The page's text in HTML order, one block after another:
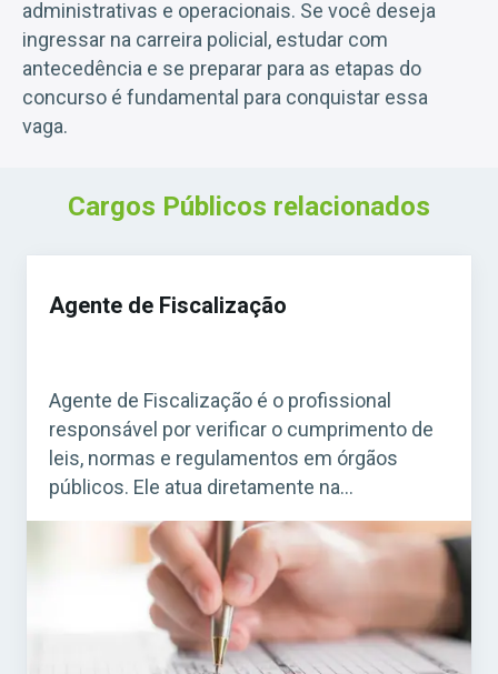
administrativas e operacionais. Se você deseja
ingressar na carreira policial, estudar com
antecedência e se preparar para as etapas do
concurso é fundamental para conquistar essa
vaga.
Cargos Públicos relacionados
Agente de Fiscalização
Agente de Fiscalização é o profissional
responsável por verificar o cumprimento de
leis, normas e regulamentos em órgãos
públicos. Ele atua diretamente na
fiscalização de estabelecimentos, obras,
serviços e atividades que precisam seguir
regras específicas. Acesse agora o Curso
Grátis INSS 2026! O cargo é bastante comum
em concursos municipais e estaduais. Para
quem busca […]